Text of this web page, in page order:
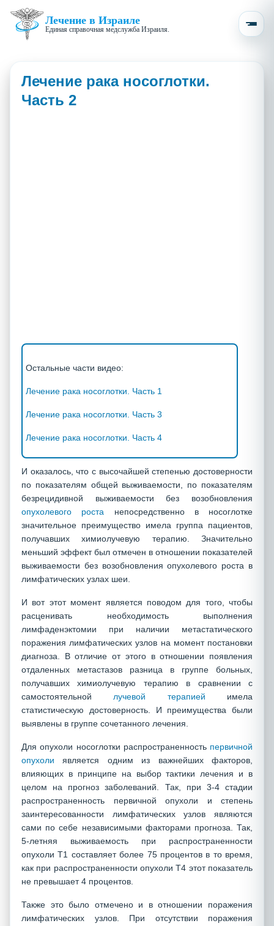
Лечение в Израиле
Единая справочная медслужба Израиля.
Лечение рака носоглотки.
Часть 2
Остальные части видео:
Лечение рака носоглотки. Часть 1
Лечение рака носоглотки. Часть 3
Лечение рака носоглотки. Часть 4
И оказалось, что с высочайшей степенью достоверности
по показателям общей выживаемости, по показателям
безрецидивной выживаемости без возобновления
опухолевого роста непосредственно в носоглотке
значительное преимущество имела группа пациентов,
получавших химиолучевую терапию. Значительно
меньший эффект был отмечен в отношении показателей
выживаемости без возобновления опухолевого роста в
лимфатических узлах шеи.
И вот этот момент является поводом для того, чтобы
расценивать необходимость выполнения
лимфаденэктомии при наличии метастатического
поражения лимфатических узлов на момент постановки
диагноза. В отличие от этого в отношении появления
отдаленных метастазов разница в группе больных,
получавших химиолучевую терапию в сравнении с
самостоятельной лучевой терапией имела
статистическую достоверность. И преимущества были
выявлены в группе сочетанного лечения.
Для опухоли носоглотки распространенность первичной
опухоли является одним из важнейших факторов,
влияющих в принципе на выбор тактики лечения и в
целом на прогноз заболеваний. Так, при 3-4 стадии
распространенность первичной опухоли и степень
заинтересованности лимфатических узлов являются
сами по себе независимыми факторами прогноза. Так,
5-летняя выживаемость при распространенности
опухоли Т1 составляет более 75 процентов в то время,
как при распространенности опухоли Т4 этот показатель
не превышает 4 процентов.
Также это было отмечено и в отношении поражения
лимфатических узлов. При отсутствии поражения